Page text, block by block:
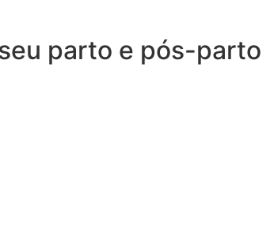
parto e pós-parto